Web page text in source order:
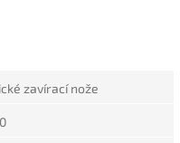
zavírací nože